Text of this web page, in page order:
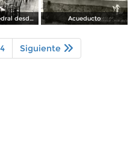
Vista de la catedral desde el Hotel Palacio Hilton Acueducto
Siguiente